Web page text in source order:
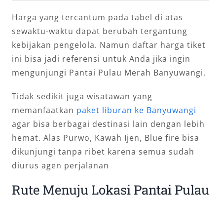
Harga yang tercantum pada tabel di atas
sewaktu-waktu dapat berubah tergantung
kebijakan pengelola. Namun daftar harga tiket
ini bisa jadi referensi untuk Anda jika ingin
mengunjungi Pantai Pulau Merah Banyuwangi.
Tidak sedikit juga wisatawan yang
memanfaatkan paket liburan ke Banyuwangi
agar bisa berbagai destinasi lain dengan lebih
hemat. Alas Purwo, Kawah Ijen, Blue fire bisa
dikunjungi tanpa ribet karena semua sudah
diurus agen perjalanan
Rute Menuju Lokasi Pantai Pulau